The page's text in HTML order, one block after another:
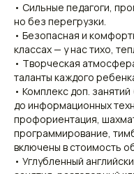
• Сильные педагоги,
но без перегрузки.
• Безопасная и
классах — у нас тихо,
• Творческая
таланты каждого
• Комплекс доп.
до информационных
профориентация,
программирование,
включены в стоимость
• Углубленный